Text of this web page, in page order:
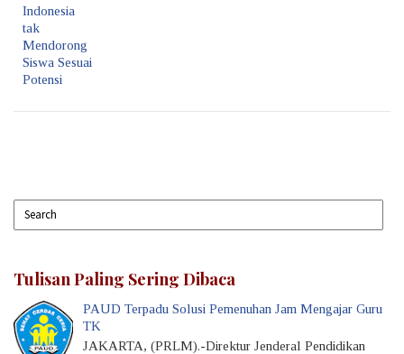
Indonesia
tak
Mendorong
Siswa Sesuai
Potensi
Tulisan Paling Sering Dibaca
PAUD Terpadu Solusi Pemenuhan Jam Mengajar Guru
TK
JAKARTA, (PRLM).-Direktur Jenderal Pendidikan